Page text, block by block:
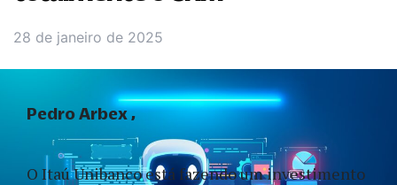
28 de janeiro de 2025
O Itaú Unibanco está fazendo um investimento
Pedro Arbex